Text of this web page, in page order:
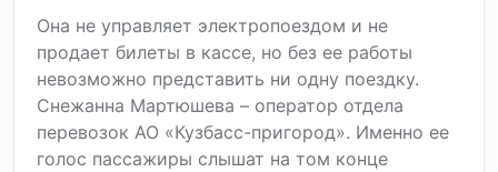
Она не управляет электропоездом и не
продает билеты в кассе, но без ее работы
невозможно представить ни одну поездку.
Снежанна Мартюшева – оператор отдела
перевозок АО «Кузбасс-пригород». Именно ее
голос пассажиры слышат на том конце